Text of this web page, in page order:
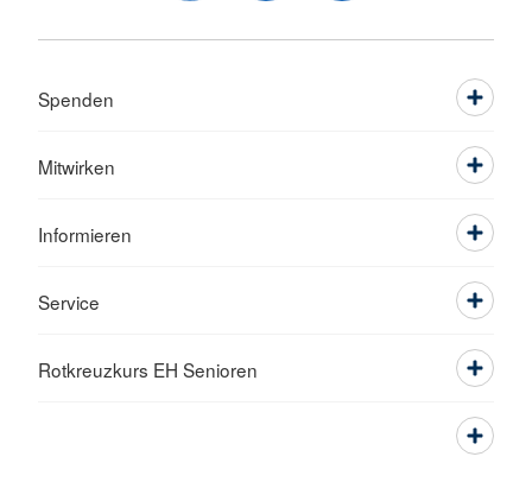
Spenden
Mitwirken
Informieren
Service
Rotkreuzkurs EH Senioren